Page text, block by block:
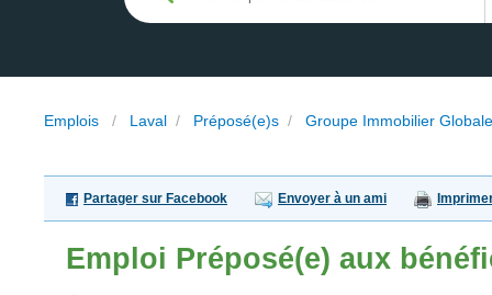
Emplois / Laval / Préposé(e)s / Groupe Immobilier Globale
Partager sur Facebook Envoyer à un ami
Emploi Préposé(e) aux